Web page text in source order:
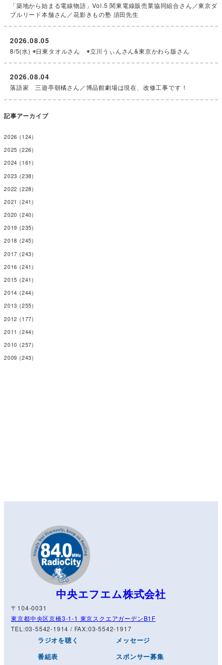
「築地から始まる電線物語」Vol.5 関東電線販売業協同組合さん／東京ダ
ブルリード本舗さん／花影きもの塾 須田先生
8/5(水) ◉日東タオルさん ◉立川うぃんさん&東京かわら版さん
2026.08.05
落語家 三遊亭朝橘さん／博品館劇場は現在、改修工事です！
2026.08.04
記事アーカイブ
2026 (124)
2025 (226)
2024 (161)
2023 (238)
2022 (228)
2021 (241)
2020 (240)
2019 (235)
2018 (245)
2017 (243)
2016 (241)
2015 (241)
2014 (244)
2013 (255)
2012 (177)
2011 (244)
2010 (257)
2009 (243)
中央エフエム株式会社
〒104-0031
東京都中央区京橋3-1-1 東京スクエアガーデンB1F
TEL:03-5542-1914 / FAX:03-5542-1917
ラジオを聴く
番組表
メッセージ
スポンサー募集